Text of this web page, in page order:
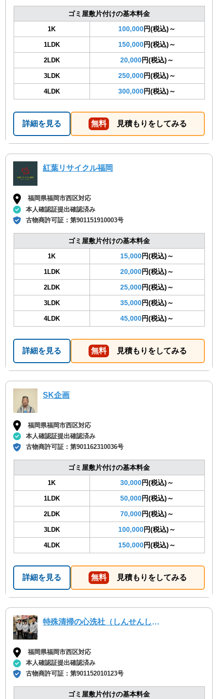
ゴミ屋敷片付けの基本料金
1K 100,000円(税込)～
1LDK 150,000円(税込)～
2LDK 20,000円(税込)～
3LDK 250,000円(税込)～
4LDK 300,000円(税込)～
詳細を見る 無料 見積もりをしてみる
紅葉リサイクル福岡
福岡県福岡市西区対応
本人確認証提出確認済み
古物商許可証：第901151910003号
ゴミ屋敷片付けの基本料金
1K 15,000円(税込)～
1LDK 20,000円(税込)～
2LDK 25,000円(税込)～
3LDK 35,000円(税込)～
4LDK 45,000円(税込)～
詳細を見る 無料 見積もりをしてみる
SK企画
福岡県福岡市西区対応
本人確認証提出確認済み
古物商許可証：第901162310036号
ゴミ屋敷片付けの基本料金
1K 30,000円(税込)～
1LDK 50,000円(税込)～
2LDK 70,000円(税込)～
3LDK 100,000円(税込)～
4LDK 150,000円(税込)～
詳細を見る 無料 見積もりをしてみる
特殊清掃の心洗社（しんせんしゃ）
福岡県福岡市西区対応
本人確認証提出確認済み
古物商許可証：第901152010123号
ゴミ屋敷片付けの基本料金